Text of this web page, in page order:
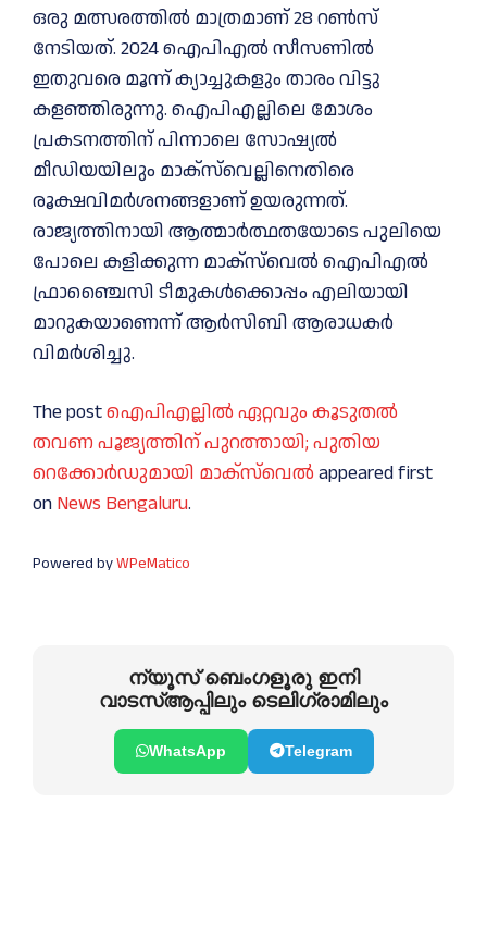
ഒരു മത്സരത്തിൽ മാത്രമാണ് 28 റൺസ്
നേടിയത്. 2024 ഐപിഎൽ സീസണിൽ
ഇതുവരെ മൂന്ന് ക്യാച്ചുകളും താരം വിട്ടു
കളഞ്ഞിരുന്നു. ഐപിഎല്ലിലെ മോശം
പ്രകടനത്തിന് പിന്നാലെ സോഷ്യൽ
മീഡിയയിലും മാക്സ്‌വെല്ലിനെതിരെ
രൂക്ഷവിമർശനങ്ങളാണ് ഉയരുന്നത്.
രാജ്യത്തിനായി ആത്മാർത്ഥതയോടെ പുലിയെ
പോലെ കളിക്കുന്ന മാക്സ്‌വെൽ ഐപിഎൽ
ഫ്രാഞ്ചൈസി ടീമുകൾക്കൊപ്പം എലിയായി
മാറുകയാണെന്ന് ആർസിബി ആരാധകർ
വിമർശിച്ചു.
The postഐപിഎല്ലിൽ ഏറ്റവും കൂടുതൽ
തവണ പൂജ്യത്തിന് പുറത്തായി; പുതിയ
റെക്കോർഡുമായി മാക്സ്‌വെൽ appeared first
on News Bengaluru.
Powered byWPeMatico
ന്യൂസ് ബെംഗളൂരു ഇനി
വാടസ്ആപ്പിലും ടെലിഗ്രാമിലും
WhatsApp Telegram